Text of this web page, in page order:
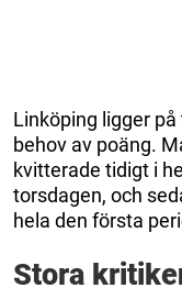
Linköping ligger
behov av poäng.
kvitterade tidigt i
torsdagen, och
hela den första
Stora